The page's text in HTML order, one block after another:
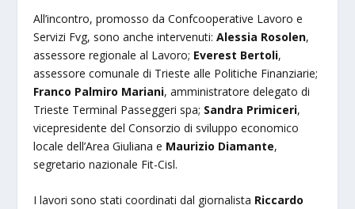
All’incontro, promosso da Confcooperative Lavoro e
Servizi Fvg, sono anche intervenuti:Alessia Rosolen,
assessore regionale al Lavoro; Everest Bertoli,
assessore comunale di Trieste alle Politiche Finanziarie;
Franco Palmiro Mariani, amministratore delegato di
Trieste Terminal Passeggeri spa; Sandra Primiceri,
vicepresidente del Consorzio di sviluppo economico
locale dell’Area Giuliana e Maurizio Diamante,
segretario nazionale Fit-Cisl.
I lavori sono stati coordinati dal giornalista Riccardo